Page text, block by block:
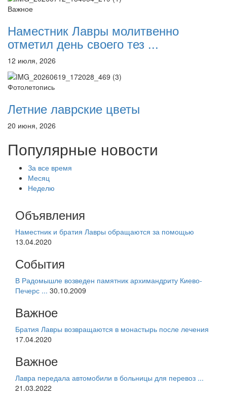
Важное
Наместник Лавры молитвенно
отметил день своего тез ...
12 июля, 2026
Фотолетопись
Летние лаврские цветы
20 июня, 2026
Популярные новости
За все время
Месяц
Неделю
Объявления
Наместник и братия Лавры обращаются за помощью
13.04.2020
События
В Радомышле возведен памятник архимандриту Киево-
Печерс ... 30.10.2009
Важное
Братия Лавры возвращаются в монастырь после лечения
17.04.2020
Важное
Лавра передала автомобили в больницы для перевоз ...
21.03.2022